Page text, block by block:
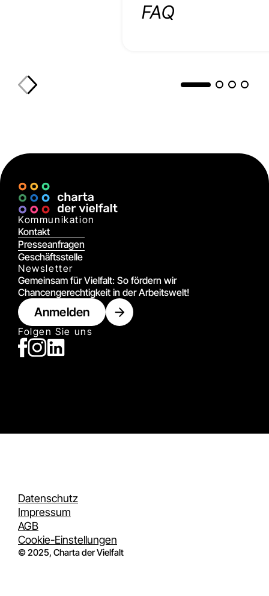
FAQ
Kommunikation
Kontakt
Presseanfragen
Geschäftsstelle
Newsletter
Gemeinsam für Vielfalt: So fördern wir
Chancengerechtigkeit in der Arbeitswelt!
Anmelden
Folgen Sie uns
Datenschutz
Impressum
AGB
Cookie-Einstellungen
© 2025, Charta der Vielfalt